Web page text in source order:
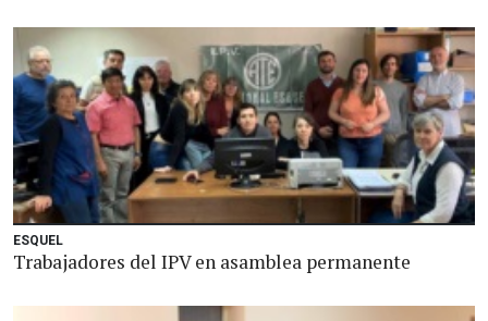
ESQUEL
Trabajadores del IPV en asamblea permanente